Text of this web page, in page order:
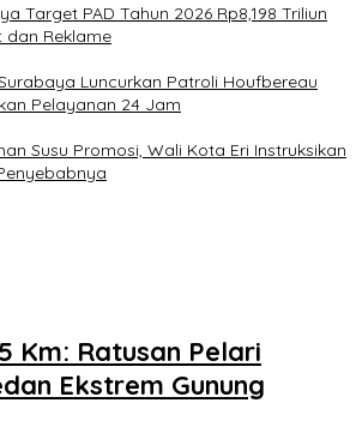
Target PAD Tahun 2026 Rp8,198 Triliun
dan Reklame
Luncurkan Patroli Houfbereau
Pelayanan 24 Jam
Susu Promosi, Wali Kota Eri Instruksikan
Km: Ratusan Pelari
Ekstrem Gunung